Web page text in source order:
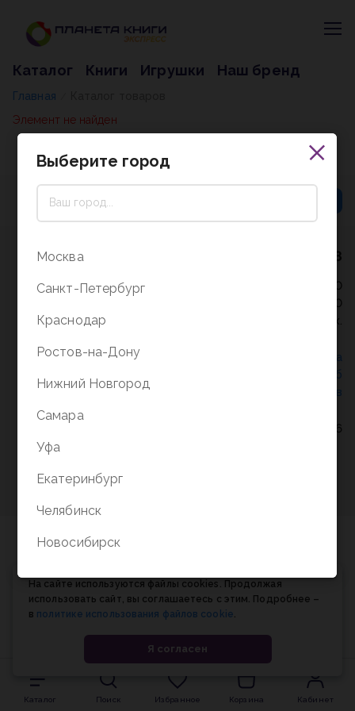
Каталог Книги Игрушки Наш бренд
Главная
Элемент не найден
8 (800) 5000-338
Режим работы - 9:30-20:00
в выходные и праздники - 10:00-19:00
без перерыва и выходных.
Политика конфиденциальности
СОГЛАСИЕ на
Соглашение об
использовании cookie-файлов
© Планета книги, 1998-2026
Каталог Поиск Избранное Корзина Кабинет
На сайте используются файлы cookies. Продолжая
использовать сайт, вы соглашаетесь с этим. Подробнее –
в политике использования файлов cookie.
Я согласен
Выберите город
Москва
Санкт-Петербург
Краснодар
Ростов-на-Дону
Нижний Новгород
Самара
Уфа
Екатеринбург
Челябинск
Новосибирск